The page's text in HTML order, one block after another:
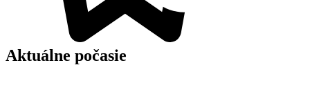
Aktuálne počasie